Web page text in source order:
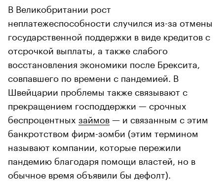
В Великобритании рост
неплатежеспособности случился из-за отмены
государственной поддержки в виде кредитов с
отсрочкой выплаты, а также слабого
восстановления экономики после Брексита,
совпавшего по времени с пандемией. В
Швейцарии проблемы также связывают с
прекращением господдержки — срочных
беспроцентных займов — и связанным с этим
банкротством фирм-зомби (этим термином
называют компании, которые пережили
пандемию благодаря помощи властей, но в
обычное время объявили бы дефолт).